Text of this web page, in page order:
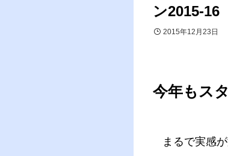
ン2015-16
2015年12月23日
今年もス
まるで実感